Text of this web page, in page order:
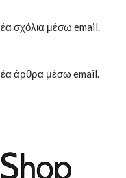
σχόλια μέσω email.
άρθρα μέσω email.